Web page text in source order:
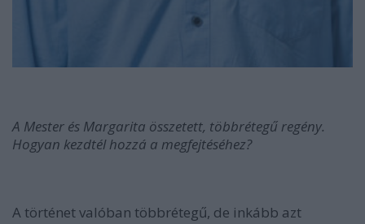
A Mester és Margarita összetett, többrétegű regény.
Hogyan kezdtél hozzá a megfejtéséhez?
A történet valóban többrétegű, de inkább azt